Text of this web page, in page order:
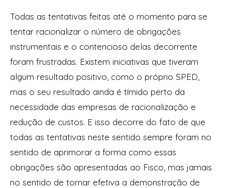
Todas as tentativas feitas até o momento para se
tentar racionalizar o número de obrigações
instrumentais e o contencioso delas decorrente
foram frustradas. Existem iniciativas que tiveram
algum resultado positivo, como o próprio SPED,
mas o seu resultado ainda é tímido perto da
necessidade das empresas de racionalização e
redução de custos. E isso decorre do fato de que
todas as tentativas neste sentido sempre foram no
sentido de aprimorar a forma como essas
obrigações são apresentadas ao Fisco, mas jamais
no sentido de tornar efetiva a demonstração de